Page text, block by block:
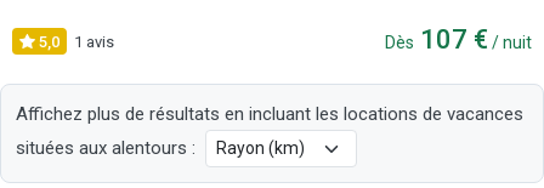
5,0 1 avis Dès 107 € / nuit
Affichez plus de résultats en incluant les locations de vacances
situées aux alentours :